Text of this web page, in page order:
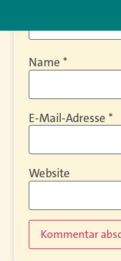
Name *
E-Mail-Adresse *
Website